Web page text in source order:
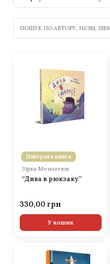
Паперова книга
Зірка Мензатюк
“Дива в рюкзаку”
330,00
У кошик